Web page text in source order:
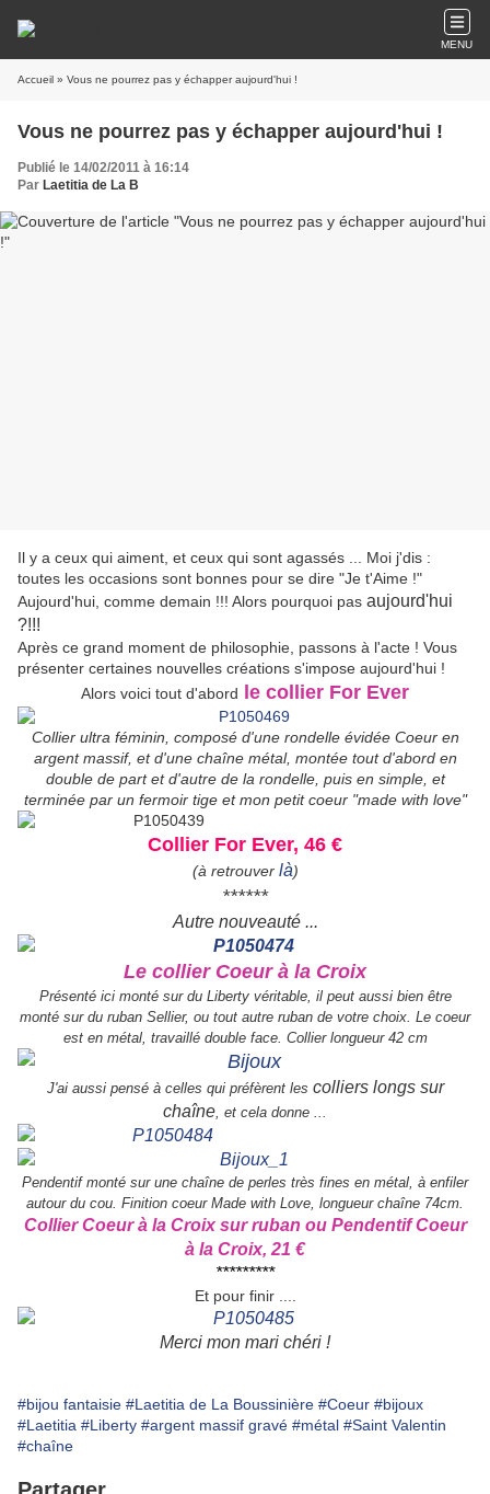
MENU
Accueil » Vous ne pourrez pas y échapper aujourd'hui !
Vous ne pourrez pas y échapper aujourd'hui !
Publié le 14/02/2011 à 16:14
Par Laetitia de La B
Il y a ceux qui aiment, et ceux qui sont agassés ... Moi j'dis :
toutes les occasions sont bonnes pour se dire "Je t'Aime !"
Aujourd'hui, comme demain !!! Alors pourquoi pas aujourd'hui
?!!!
Après ce grand moment de philosophie, passons à l'acte ! Vous
présenter certaines nouvelles créations s'impose aujourd'hui !
Alors voici tout d'abord
le collier For Ever
Collier ultra féminin, composé d'une rondelle évidée Coeur en
argent massif, et d'une chaîne métal, montée tout d'abord en
double de part et d'autre de la rondelle, puis en simple, et
terminée par un fermoir tige et mon petit coeur "made with love"
Collier For Ever, 46 €
(à retrouver là)
******
Autre nouveauté ...
Le collier Coeur à la Croix
Présenté ici monté sur du Liberty véritable, il peut aussi bien être
monté sur du ruban Sellier, ou tout autre ruban de votre choix. Le coeur
est en métal, travaillé double face. Collier longueur 42 cm
J'ai aussi pensé à celles qui préfèrent les colliers longs sur
chaîne, et cela donne ...
Pendentif monté sur une chaîne de perles très fines en métal, à enfiler
autour du cou. Finition coeur Made with Love, longueur chaîne 74cm.
Collier Coeur à la Croix sur ruban ou Pendentif Coeur
à la Croix, 21 €
*********
Et pour finir ....
Merci mon mari chéri !
#bijou fantaisie #Laetitia de La Boussinière #Coeur #bijoux
#Laetitia #Liberty #argent massif gravé #métal #Saint Valentin
#chaîne